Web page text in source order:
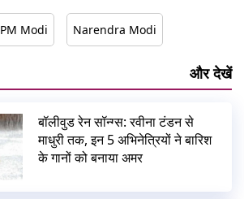
PM Modi Narendra Modi
और देखें
बॉलीवुड रेन सॉन्ग्स: रवीना टंडन से
माधुरी तक, इन 5 अभिनेत्रियों ने बारिश
के गानों को बनाया अमर